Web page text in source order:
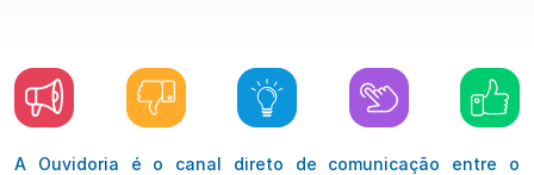
A Ouvidoria é o canal direto de comunicação entre o